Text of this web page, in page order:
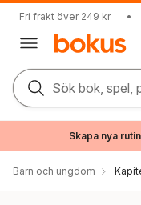
Fri frakt över 249 kr •
Sök bok, spel,
Skapa nya
Barn och ungdom